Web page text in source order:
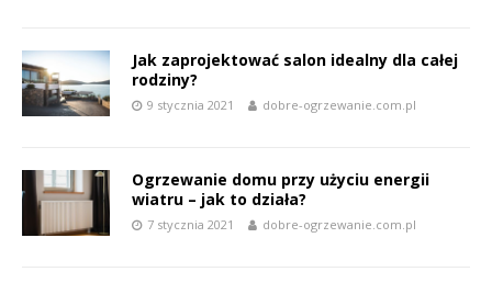
Jak zaprojektować salon idealny dla całej
rodziny?
9 stycznia 2021 dobre-ogrzewanie.com.pl
Ogrzewanie domu przy użyciu energii
wiatru – jak to działa?
7 stycznia 2021 dobre-ogrzewanie.com.pl